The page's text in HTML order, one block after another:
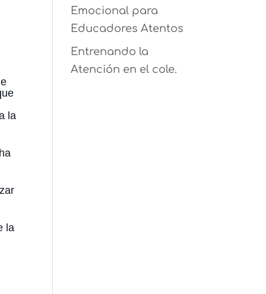
la
la
Emocional para
Educadores Atentos
Entrenando la
Atención en el cole.